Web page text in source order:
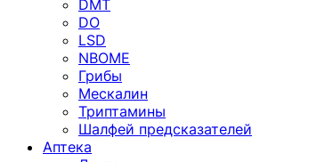
DMT
DO
LSD
NBOME
Грибы
Мескалин
Триптамины
Шалфей предсказателей
Аптека